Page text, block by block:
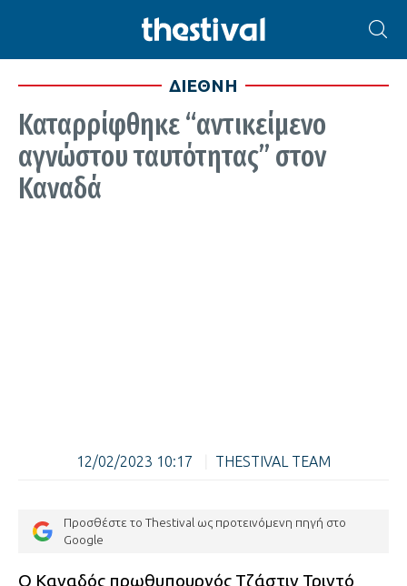
ΔΙΕΘΝΗ
Καταρρίφθηκε “αντικείμενο
αγνώστου ταυτότητας” στον
Καναδά
12/02/2023 10:17 THESTIVAL TEAM
Προσθέστε το Thestival ως προτεινόμενη πηγή στο
Google
Ο Καναδός πρωθυπουργός Τζάστιν Τριντό